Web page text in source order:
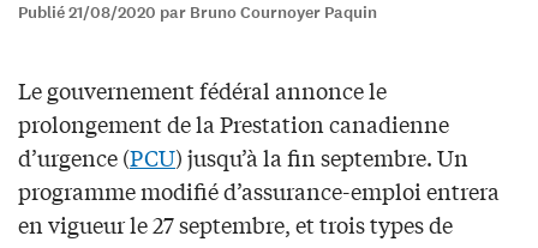
Publié 21/08/2020 par Bruno Cournoyer Paquin
Le gouvernement fédéral annonce le
prolongement de la Prestation canadienne
d’urgence (PCU) jusqu’à la fin septembre. Un
programme modifié d’assurance-emploi entrera
en vigueur le 27 septembre, et trois types de